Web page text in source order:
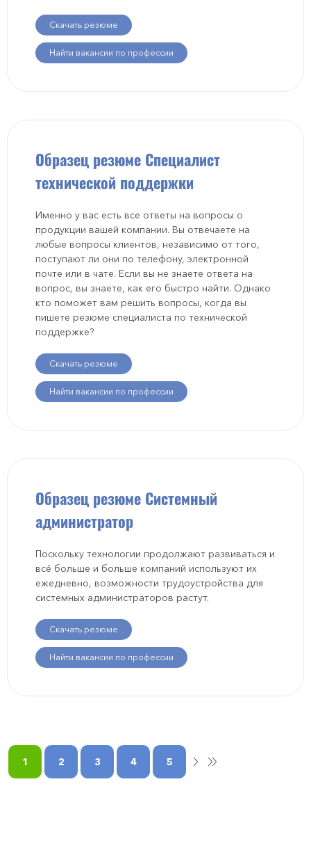
Скачать резюме
Найти вакансии по профессии
Образец резюме Специалист
технической поддержки
Именно у вас есть все ответы на вопросы о
продукции вашей компании. Вы отвечаете на
любые вопросы клиентов, независимо от того,
поступают ли они по телефону, электронной
почте или в чате. Если вы не знаете ответа на
вопрос, вы знаете, как его быстро найти. Однако
кто поможет вам решить вопросы, когда вы
пишете резюме специалиста по технической
поддержке?
Скачать резюме
Найти вакансии по профессии
Образец резюме Системный
администратор
Поскольку технологии продолжают развиваться и
всё больше и больше компаний используют их
ежедневно, возможности трудоустройства для
системных администраторов растут.
Скачать резюме
Найти вакансии по профессии
1 2 3 4 5